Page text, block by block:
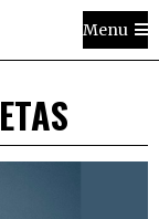
Menu